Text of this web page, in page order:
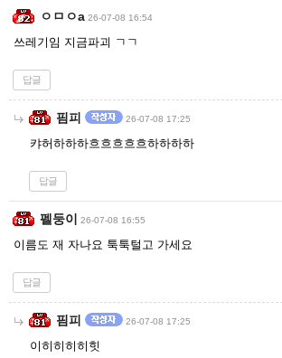
ㅇㅁㅇa 26-07-08 16:54
쓰레기임 지금파괴 ㄱㄱ
답글
핌피 26-07-08 17:25
캬허하하하흐흐흐흐흐하하하하
답글
펠둥이 26-07-08 16:55
이름도 재 자나요 툭툭털고 가세요
답글
핌피 26-07-08 17:25
이히히히히힛